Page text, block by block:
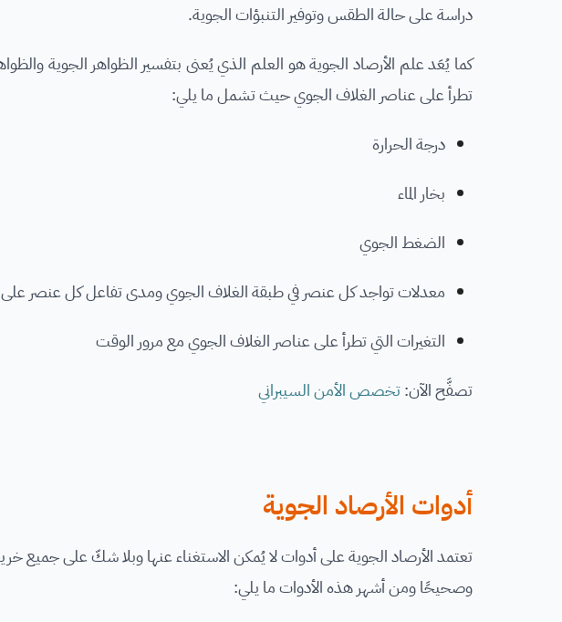
دراسة على حالة الطقس وتوفير التنبؤات الجوية.
كما يُعَد علم الأرصاد الجوية هو العلم الذي يُعنى بتفسير الظواهر الجوية
تطرأ على عناصر الغلاف الجوي حيث تشمل ما يلي:
درجة الحرارة
بخار الماء
الضغط الجوي
معدلات تواجد كل عنصر في طبقة الغلاف الجوي ومدى تفاعل كل عنصر
التغيرات التي تطرأ على عناصر الغلاف الجوي مع مرور الوقت
تصفَّح الآن:تخصص الأمن السيبراني
أدوات الأرصاد الجوية
تعتمد الأرصاد الجوية على أدوات لا يُمكن الاستغناء عنها وبلا شكّ على
وصحيحًا ومن أشهر هذه الأدوات ما يلي: